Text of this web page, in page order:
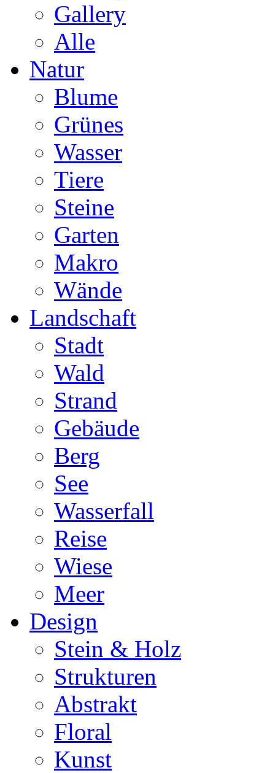
Gallery
Alle
Natur
Blume
Grünes
Wasser
Tiere
Steine
Garten
Makro
Wände
Landschaft
Stadt
Wald
Strand
Gebäude
Berg
See
Wasserfall
Reise
Wiese
Meer
Design
Stein & Holz
Strukturen
Abstrakt
Floral
Kunst